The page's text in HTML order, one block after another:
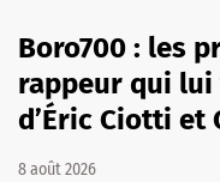
Boro700 : les
rappeur qui
d’Éric Ciotti et
8 août 2026